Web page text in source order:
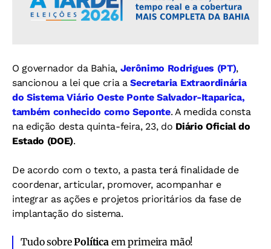
O governador da Bahia, Jerônimo Rodrigues (PT),
sancionou a lei que cria aSecretaria Extraordinária
do Sistema Viário Oeste PonteSalvador-Itaparica,
também conhecido como Seponte. A medida consta
na edição desta quinta-feira, 23, do Diário Oficial do
Estado (DOE).
De acordo com o texto, a pasta terá finalidade de
coordenar, articular, promover, acompanhar e
integrar as ações e projetos prioritários da fase de
implantação do sistema.
Tudo sobrePolíticaem primeira mão!